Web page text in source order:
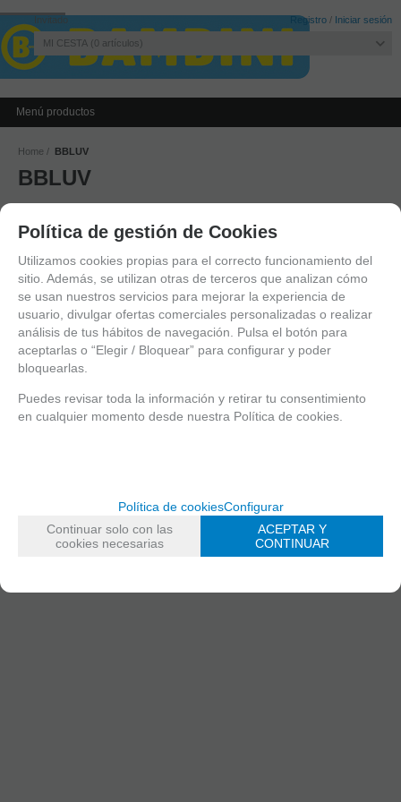
Invitado Registro / Iniciar sesión
MI CESTA 0 artículos
Menú productos
Home BBLUV
BBLUV
No hay productos con ese criterio.
- 2026 © Bambini World. Todos los derechos reservados
info@bambini.es
Gestión
GESIO®
Política de Cookies
Condiciones de Envío
- Aviso Legal- Política de Protección de Datos- Condiciones
Política de gestión de Cookies
Utilizamos cookies propias para el correcto funcionamiento del
sitio. Además, se utilizan otras de terceros que analizan cómo
se usan nuestros servicios para mejorar la experiencia de
usuario, divulgar ofertas comerciales personalizadas o realizar
análisis de tus hábitos de navegación. Pulsa el botón para
aceptarlas o “Elegir / Bloquear” para configurar y poder
bloquearlas.
Puedes revisar toda la información y retirar tu consentimiento
en cualquier momento desde nuestra Política de cookies.
Política de cookiesConfigurar
Continuar solo con las
cookies necesarias
ACEPTAR Y
CONTINUAR